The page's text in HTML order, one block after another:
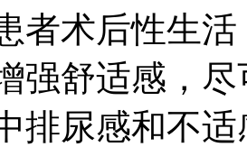
者术后性生
强舒适感，
排尿感和不